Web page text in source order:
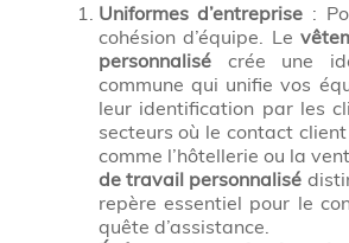
Uniformes d’entreprise :
cohésion d’équipe. Le
personnalisécrée une
commune qui unifie vos
leur identification par les
secteurs où le contact
comme l’hôtellerie ou la
de travail personnalisé
repère essentiel pour le
quête d’assistance.